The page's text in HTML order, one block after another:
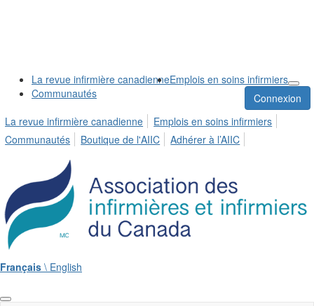
La revue infirmière canadienneEmplois en soins infirmiers
Communautés
Connexion
La revue infirmière canadienne
Emplois en soins infirmiers
Communautés
Boutique de l'AIIC Adhérer à l’AIIC
Français \ English